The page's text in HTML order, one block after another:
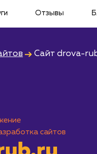
Отзывы
Сайт drova-
сайтов